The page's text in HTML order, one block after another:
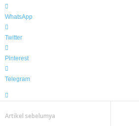
WhatsApp
Twitter
Pinterest
Telegram
Artikel sebelumya